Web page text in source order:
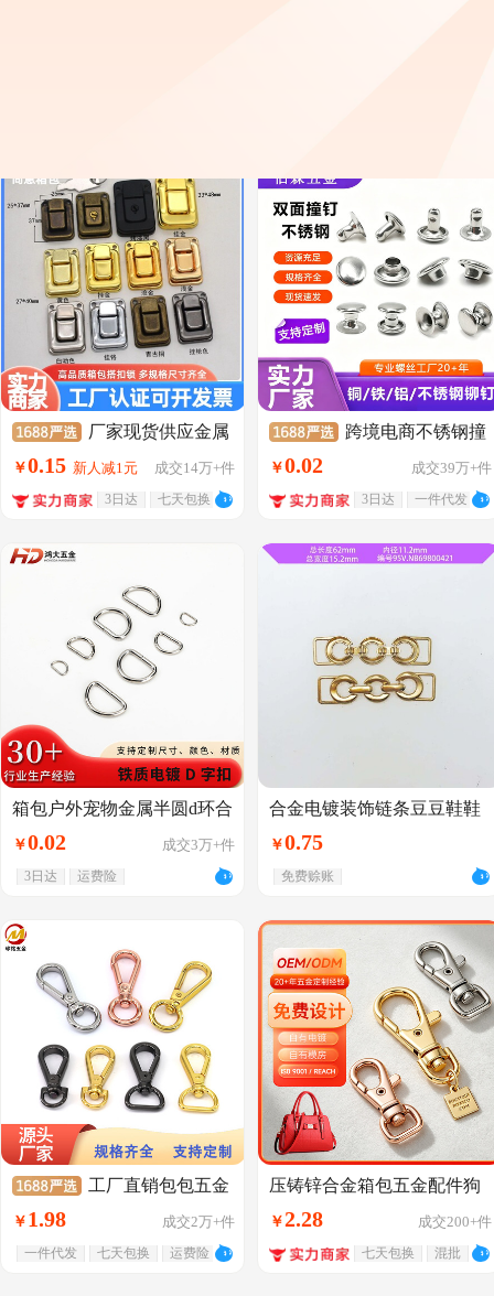
厂家现货供应金属
太平扣高档电镀锁扣箱包板
扣铁质小板扣锁红酒盒
￥0.15 成交14万+件
新人减1元
3日达 七天包换
跨境电商不锈钢撞
钉双面服饰五金配件diy皮带
箱包衣帽装饰钉服装
￥0.02 成交39万+件
3日达 一件代发
箱包户外宠物金属半圆d环合
配件半圆环
￥0.02 成交3万+件
3日达 运费险
合金电镀装饰链条豆豆鞋鞋
金配件裤腰
￥0.75
免费赊账
工厂直销包包五金
配件仿金钥匙扣箱包肩带金
属挂扣圆尾锌合金钩扣
￥ 1.98 成交2万+件
一件代发 七天包换 运费险
压铸锌合金箱包五金配件狗
制旋转勾扣
￥2.28 成交200+件
七天包换 混批